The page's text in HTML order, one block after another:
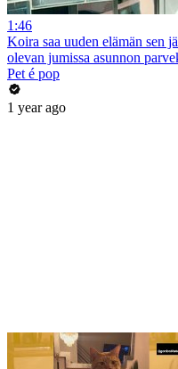
1:46
Koira saa uuden elämän sen
olevan jumissa asunnon
Pet é pop
1 year ago